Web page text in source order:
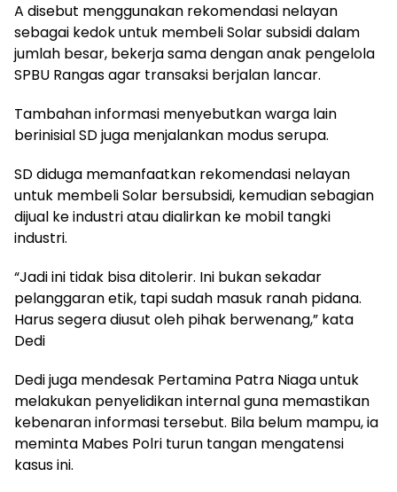
A disebut menggunakan rekomendasi nelayan
sebagai kedok untuk membeli Solar subsidi dalam
jumlah besar, bekerja sama dengan anak pengelola
SPBU Rangas agar transaksi berjalan lancar.
Tambahan informasi menyebutkan warga lain
berinisial SD juga menjalankan modus serupa.
SD diduga memanfaatkan rekomendasi nelayan
untuk membeli Solar bersubsidi, kemudian sebagian
dijual ke industri atau dialirkan ke mobil tangki
industri.
“Jadi ini tidak bisa ditolerir. Ini bukan sekadar
pelanggaran etik, tapi sudah masuk ranah pidana.
Harus segera diusut oleh pihak berwenang,” kata
Dedi
Dedi juga mendesak Pertamina Patra Niaga untuk
melakukan penyelidikan internal guna memastikan
kebenaran informasi tersebut. Bila belum mampu, ia
meminta Mabes Polri turun tangan mengatensi
kasus ini.